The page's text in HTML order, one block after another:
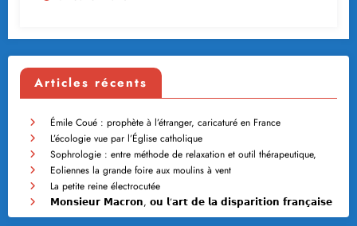
Articles récents
Émile Coué : prophète à l’étranger, caricaturé en France
L’écologie vue par l’Église catholique
Sophrologie : entre méthode de relaxation et outil thérapeutique,
Eoliennes la grande foire aux moulins à vent
La petite reine électrocutée
𝗠𝗼𝗻𝘀𝗶𝗲𝘂𝗿 𝗠𝗮𝗰𝗿𝗼𝗻, 𝗼𝘂 𝗹’𝗮𝗿𝘁 𝗱𝗲 𝗹𝗮 𝗱𝗶𝘀𝗽𝗮𝗿𝗶𝘁𝗶𝗼𝗻 𝗳𝗿𝗮𝗻𝗰̧𝗮𝗶𝘀𝗲